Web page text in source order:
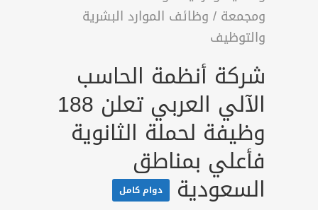
ومجمعة / وظائف الموارد البشرية
والتوظيف
شركة أنظمة الحاسب
الآلي العربي تعلن 188
وظيفة لحملة الثانوية
فأعلي بمناطق
السعودية دوام كامل